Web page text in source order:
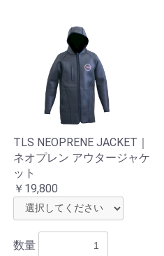
TLS NEOPRENE JACKET｜
ネオプレン アウタージャケ
ット
￥19,800
数量